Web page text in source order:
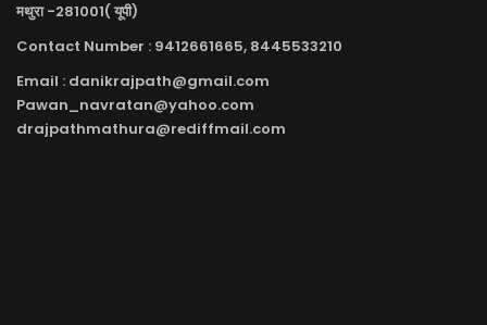
मथुरा -281001( यूपी)
Contact Number : 9412661665, 8445533210
Email : danikrajpath@gmail.com
Pawan_navratan@yahoo.com
drajpathmathura@rediffmail.com